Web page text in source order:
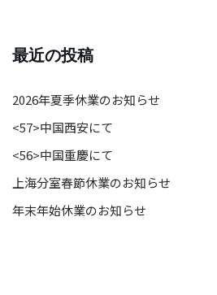
最近の投稿
2026年夏季休業のお知らせ
<57>中国西安にて
<56>中国重慶にて
上海分室春節休業のお知らせ
年末年始休業のお知らせ